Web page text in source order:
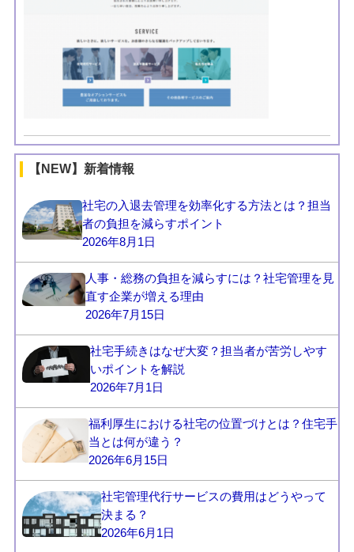
【NEW】新着情報
社宅の入退去管理を効率化する方法とは？担当
者の負担を減らすポイント
2026年8月1日
人事・総務の負担を減らすには？社宅管理を見
直す企業が増える理由
2026年7月15日
社宅手続きはなぜ大変？担当者が苦労しやす
いポイントを解説
2026年7月1日
福利厚生における社宅の位置づけとは？住宅手
当とは何が違う？
2026年6月15日
社宅管理代行サービスの費用はどうやって
決まる？
2026年6月1日